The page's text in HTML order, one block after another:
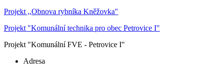
Projekt ,,Obnova rybníka Kněžovka"
Projekt "Komunální technika pro obec Petrovice I"
Projekt "Komunální FVE - Petrovice I"
Adresa